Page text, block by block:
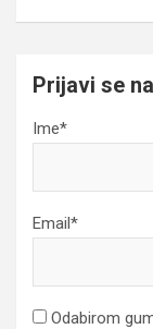
Prijavi se
Ime*
Email*
Odabirom